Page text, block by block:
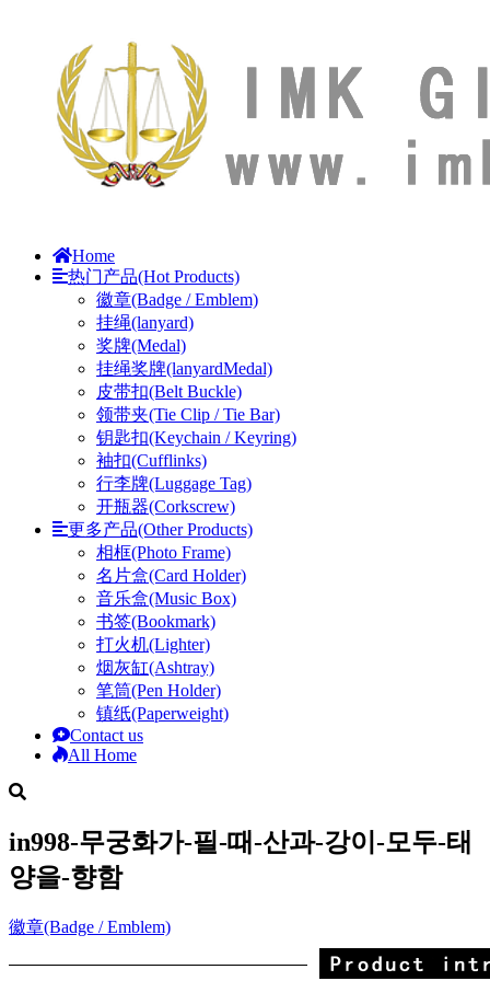
Home
热门产品(Hot Products)
徽章(Badge / Emblem)
挂绳(lanyard)
奖牌(Medal)
挂绳奖牌(lanyardMedal)
皮带扣(Belt Buckle)
领带夹(Tie Clip / Tie Bar)
钥匙扣(Keychain / Keyring)
袖扣(Cufflinks)
行李牌(Luggage Tag)
开瓶器(Corkscrew)
更多产品(Other Products)
相框(Photo Frame)
名片盒(Card Holder)
音乐盒(Music Box)
书签(Bookmark)
打火机(Lighter)
烟灰缸(Ashtray)
笔筒(Pen Holder)
镇纸(Paperweight)
Contact us
All Home
in998-무궁화가-필-때-산과-강이-모두-태
양을-향함
徽章(Badge / Emblem)